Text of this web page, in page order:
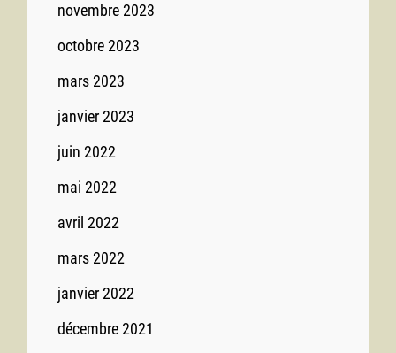
novembre 2023
octobre 2023
mars 2023
janvier 2023
juin 2022
mai 2022
avril 2022
mars 2022
janvier 2022
décembre 2021